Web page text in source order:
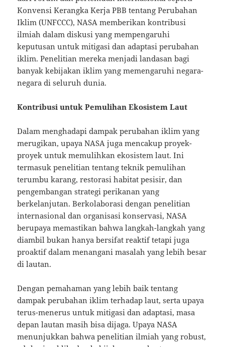
Konvensi Kerangka Kerja PBB tentang Perubahan
Iklim (UNFCCC), NASA memberikan kontribusi
ilmiah dalam diskusi yang mempengaruhi
keputusan untuk mitigasi dan adaptasi perubahan
iklim. Penelitian mereka menjadi landasan bagi
banyak kebijakan iklim yang memengaruhi negara-
negara di seluruh dunia.
Kontribusi untuk Pemulihan Ekosistem Laut
Dalam menghadapi dampak perubahan iklim yang
merugikan, upaya NASA juga mencakup proyek-
proyek untuk memulihkan ekosistem laut. Ini
termasuk penelitian tentang teknik pemulihan
terumbu karang, restorasi habitat pesisir, dan
pengembangan strategi perikanan yang
berkelanjutan. Berkolaborasi dengan penelitian
internasional dan organisasi konservasi, NASA
berupaya memastikan bahwa langkah-langkah yang
diambil bukan hanya bersifat reaktif tetapi juga
proaktif dalam menangani masalah yang lebih besar
di lautan.
Dengan pemahaman yang lebih baik tentang
dampak perubahan iklim terhadap laut, serta upaya
terus-menerus untuk mitigasi dan adaptasi, masa
depan lautan masih bisa dijaga. Upaya NASA
menunjukkan bahwa penelitian ilmiah yang robust,